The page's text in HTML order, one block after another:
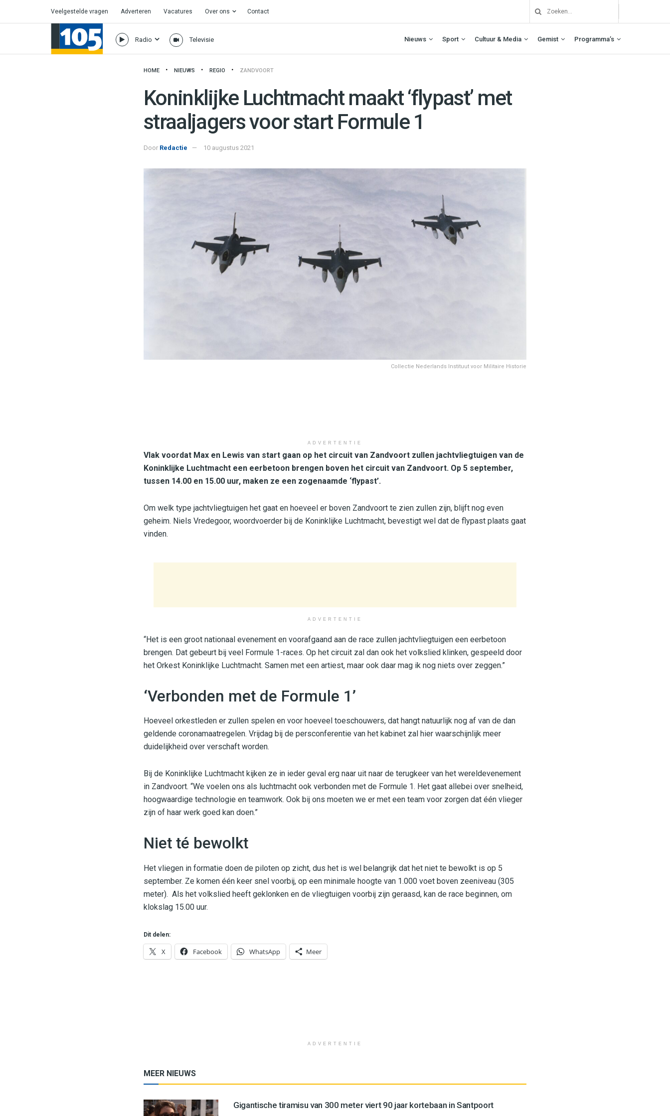
Veelgestelde vragen Adverteren Vacatures Over ons Contact
Radio Televisie Nieuws Sport Cultuur & Media Gemist Programma’s
HOME NIEUWS REGIO ZANDVOORT
Koninklijke Luchtmacht maakt ‘flypast’ met
straaljagers voor start Formule 1
Door Redactie 10 augustus 2021
Collectie Nederlands Instituut voor Militaire Historie
ADVERTENTIE
Vlak voordat Max en Lewis van start gaan op het circuit van Zandvoort zullen jachtvliegtuigen van de
Koninklijke Luchtmacht een eerbetoon brengen boven het circuit van Zandvoort. Op 5 september,
tussen 14.00 en 15.00 uur, maken ze een zogenaamde ‘flypast’.
Om welk type jachtvliegtuigen het gaat en hoeveel er boven Zandvoort te zien zullen zijn, blijft nog even
geheim. Niels Vredegoor, woordvoerder bij de Koninklijke Luchtmacht, bevestigt wel dat de flypast plaats gaat
vinden.
ADVERTENTIE
“Het is een groot nationaal evenement en voorafgaand aan de race zullen jachtvliegtuigen een eerbetoon
brengen. Dat gebeurt bij veel Formule 1-races. Op het circuit zal dan ook het volkslied klinken, gespeeld door
het Orkest Koninklijke Luchtmacht. Samen met een artiest, maar ook daar mag ik nog niets over zeggen.”
‘Verbonden met de Formule 1’
Hoeveel orkestleden er zullen spelen en voor hoeveel toeschouwers, dat hangt natuurlijk nog af van de dan
geldende coronamaatregelen. Vrijdag bij de persconferentie van het kabinet zal hier waarschijnlijk meer
duidelijkheid over verschaft worden.
Bij de Koninklijke Luchtmacht kijken ze in ieder geval erg naar uit naar de terugkeer van het wereldevenement
in Zandvoort. “We voelen ons als luchtmacht ook verbonden met de Formule 1. Het gaat allebei over snelheid,
hoogwaardige technologie en teamwork. Ook bij ons moeten we er met een team voor zorgen dat één vlieger
zijn of haar werk goed kan doen.”
Niet té bewolkt
Het vliegen in formatie doen de piloten op zicht, dus het is wel belangrijk dat het niet te bewolkt is op 5
september. Ze komen één keer snel voorbij, op een minimale hoogte van 1.000 voet boven zeeniveau (305
meter). Als het volkslied heeft geklonken en de vliegtuigen voorbij zijn geraasd, kan de race beginnen, om
klokslag 15.00 uur.
Dit delen:
X Facebook WhatsApp Meer
ADVERTENTIE
MEER NIEUWS
Gigantische tiramisu van 300 meter viert 90 jaar kortebaan in Santpoort